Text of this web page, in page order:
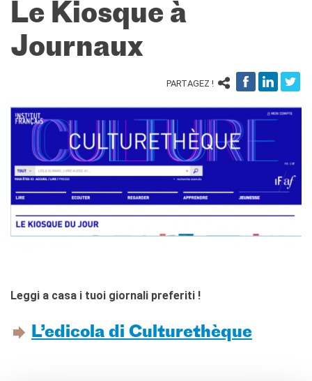
bibliographiques
Coopération éducative
Étudier en France
QUI SOMMES-NOUS ?
Contacts et horaires
IF Italia
Carte de membre
Nos partenaires
Diventare sponsor
Certificazione ISO UNI EN
Le Kiosque à
Journaux
PARTAGEZ !
Leggi a casa i tuoi giornali preferiti !
L’edicola di Culturethèque